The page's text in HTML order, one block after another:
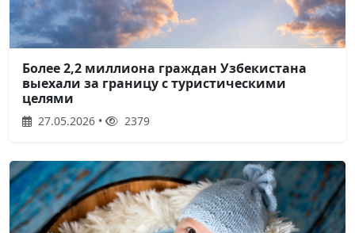
Более 2,2 миллиона граждан Узбекистана
выехали за границу с туристическими
целями
27.05.2026 • 2379